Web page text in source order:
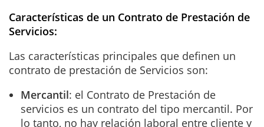
Características de un Contrato de Prestación de
Servicios:
Las características principales que definen un
contrato de prestación de Servicios son:
Mercantil: el Contrato de Prestación de
servicios es un contrato del tipo mercantil. Por
lo tanto, no hay relación laboral entre cliente y